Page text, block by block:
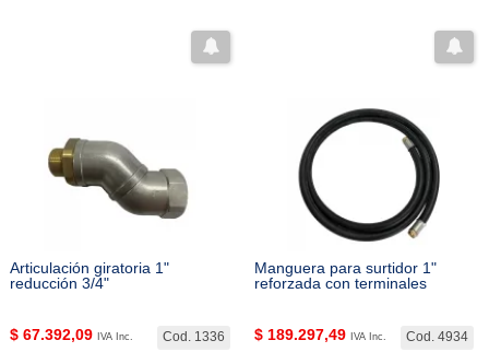
Articulación giratoria 1"
reducción 3/4"
Cod. 1336
$ 67.392,09 IVA Inc.
Manguera para surtidor 1"
reforzada con terminales
Cod. 4934
$ 189.297,49 IVA Inc.